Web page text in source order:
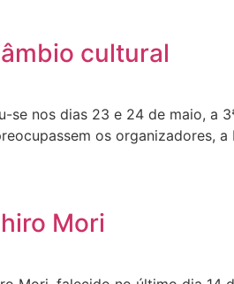
cultural
nos dias 23 e 24 de maio, a
os organizadores, a
Mori